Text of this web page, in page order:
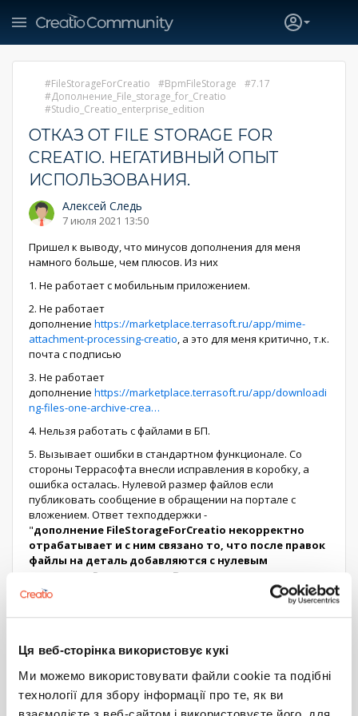
Ця веб-сторінка використовує кукі
Ми можемо використовувати файли cookie та подібні
технології для збору інформації про те, як ви
FileStorageForCreatio BpmFileStorage
7.17
Дополнение_File_storage_for_Creatio
Studio_Creatio_enterprise_edition
ОТКАЗ ОТ FILE STORAGE FOR
CREATIO. НЕГАТИВНЫЙ ОПЫТ
ИСПОЛЬЗОВАНИЯ.
Алексей Следь
7 июля 2021 13:50
Пришел к выводу, что минусов дополнения для меня
намного больше, чем плюсов. Из них
1. Не работает с мобильным приложением.
2. Не работает
дополнение https://marketplace.terrasoft.ru/app/mime-
attachment-processing-creatio, а это для меня критично, т.к.
почта с подписью
3. Не работает
дополнение https://marketplace.terrasoft.ru/app/downloadi
ng-files-one-archive-crea…
4. Нельзя работать с файлами в БП.
5. Вызывает ошибки в стандартном функционале. Со
стороны Террасофта внесли исправления в коробку, а
ошибка осталась. Нулевой размер файлов если
публиковать сообщение в обращении на портале с
вложением. Ответ техподдержки -
"дополнение FileStorageForCreatio некорректно
отрабатывает и с ним связано то, что после правок
файлы на деталь добавляются с нулевым
размером. Рекомендуем Вам временно удалить
данное приложение. С самой проблемой
дополнения FileStorageForCreatio, пожалуйста,
обратитесь наCommunity, так как дополнение
Галка выгружать файлы отключена!
6. Не поддерживается. От слова Совсем. Еще в начале
апереля писал, что используются устаревшие методы. В
конце мая подключил техподдержку. В результате